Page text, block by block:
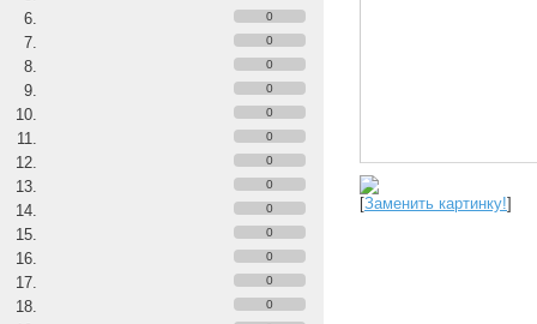
0
0
0
0
0
0
0
0
0
0
0
0
0
[Заменить картинку!]